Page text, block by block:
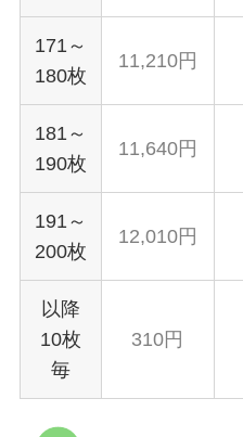
171～
180枚
11,210円
181～
190枚
11,640円
191～
200枚
12,010円
以降
10枚
毎
310円